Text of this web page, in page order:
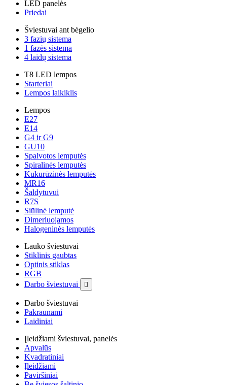
LED panelės
Priedai
Šviestuvai ant bėgelio
3 fazių sistema
1 fazės sistema
4 laidų sistema
T8 LED lempos
Starteriai
Lempos laikiklis
Lempos
E27
E14
G4 ir G9
GU10
Spalvotos lemputės
Spiralinės lemputės
Kukurūzinės lemputės
MR16
Šaldytuvui
R7S
Siūlinė lemputė
Dimeriuojamos
Halogeninės lemputės
Lauko šviestuvai
Stiklinis gaubtas
Optinis stiklas
RGB
Darbo šviestuvai

Darbo šviestuvai
Pakraunami
Laidiniai
Įleidžiami šviestuvai, panelės
Apvalūs
Kvadratiniai
Įleidžiami
Paviršiniai